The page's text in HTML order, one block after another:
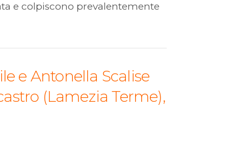
e colpiscono prevalentemente
e Antonella Scalise
(Lamezia Terme),